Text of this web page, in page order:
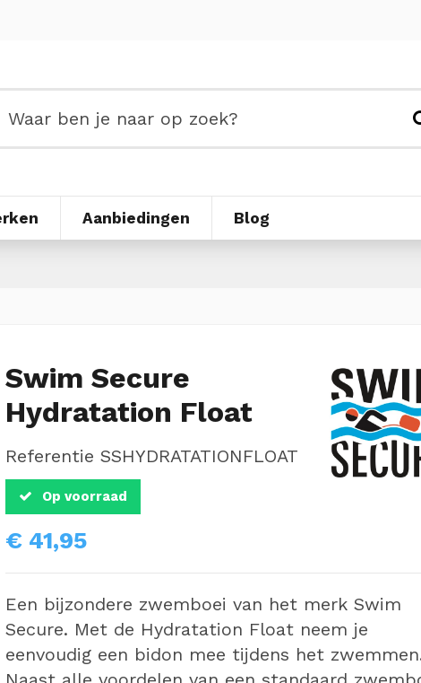
Aanbiedingen Blog
Swim Secure
Hydratation Float
Referentie SSHYDRATATIONFLOAT
Op voorraad
€ 41,95
Een bijzondere zwemboei van het merk Swim
Secure. Met de Hydratation Float neem je
eenvoudig een bidon mee tijdens het